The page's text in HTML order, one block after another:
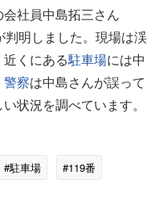
社員中島拓三さん
判明しました。現場は渓
くにある駐車場には中
警察は中島さんが誤って
状況を調べています。
#駐車場
#119番